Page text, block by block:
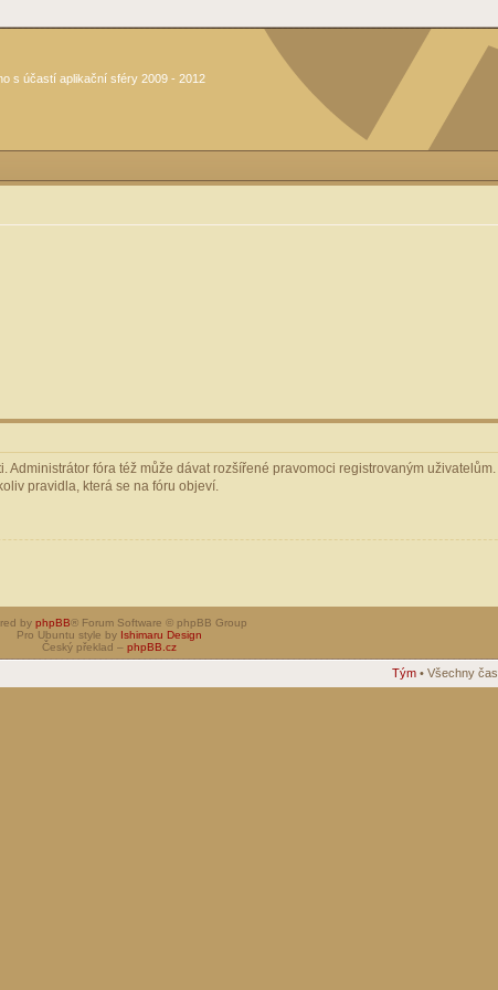
s účastí aplikační sféry 2009 - 2012
fóra též může dávat rozšířené pravomoci registrovaným
pravidla, která se na fóru objeví.
by phpBB® Forum Software © phpBB Group
Pro Ubuntu style by Ishimaru Design
Český překlad – phpBB.cz
Tým • Všechny